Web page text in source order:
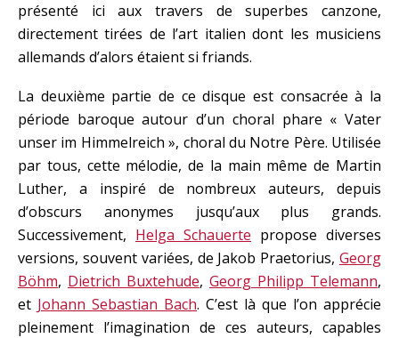
présenté ici aux travers de superbes canzone,
directement tirées de l’art italien dont les musiciens
allemands d’alors étaient si friands.
La deuxième partie de ce disque est consacrée à la
période baroque autour d’un choral phare « Vater
unser im Himmelreich », choral du Notre Père. Utilisée
par tous, cette mélodie, de la main même de Martin
Luther, a inspiré de nombreux auteurs, depuis
d’obscurs anonymes jusqu’aux plus grands.
Successivement, Helga Schauerte propose diverses
versions, souvent variées, de Jakob Praetorius, Georg
Böhm, Dietrich Buxtehude, Georg Philipp Telemann,
et Johann Sebastian Bach. C’est là que l’on apprécie
pleinement l’imagination de ces auteurs, capables